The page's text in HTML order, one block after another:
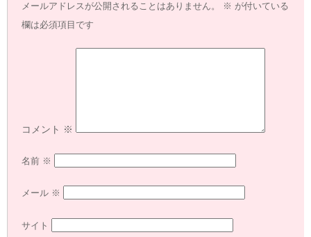
メールアドレスが公開されることはありません。 ※ が付いている
欄は必須項目です
コメント ※
名前 ※
メール ※
サイト